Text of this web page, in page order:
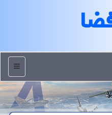
منو